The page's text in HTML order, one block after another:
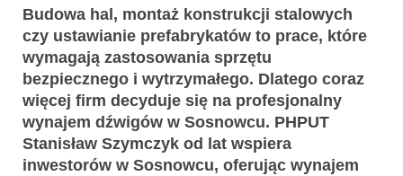
Budowa hal, montaż konstrukcji stalowych
czy ustawianie prefabrykatów to prace, które
wymagają zastosowania sprzętu
bezpiecznego i wytrzymałego. Dlatego coraz
więcej firm decyduje się na profesjonalny
wynajem dźwigów w Sosnowcu. PHPUT
Stanisław Szymczyk od lat wspiera
inwestorów w Sosnowcu, oferując wynajem